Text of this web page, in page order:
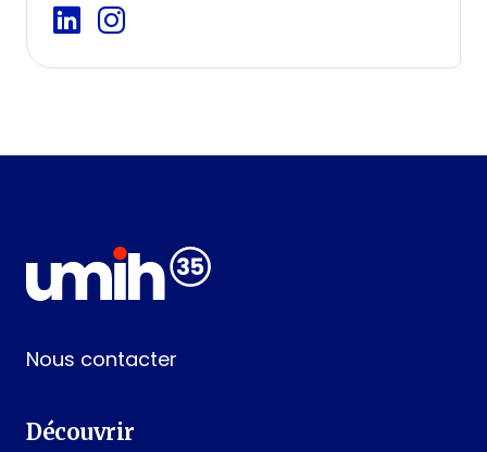
LinkedinInstagram
Nous contacter
Découvrir